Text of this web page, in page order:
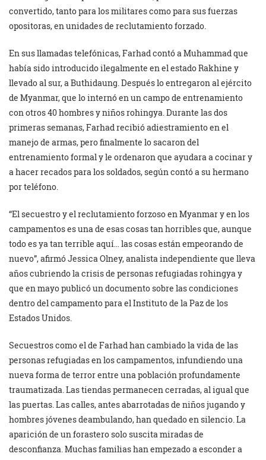
convertido, tanto para los militares como para sus fuerzas
opositoras, en unidades de reclutamiento forzado.
En sus llamadas telefónicas, Farhad contó a Muhammad que
había sido introducido ilegalmente en el estado Rakhine y
llevado al sur, a Buthidaung. Después lo entregaron al ejército
de Myanmar, que lo internó en un campo de entrenamiento
con otros 40 hombres y niños rohingya. Durante las dos
primeras semanas, Farhad recibió adiestramiento en el
manejo de armas, pero finalmente lo sacaron del
entrenamiento formal y le ordenaron que ayudara a cocinar y
a hacer recados para los soldados, según contó a su hermano
por teléfono.
“El secuestro y el reclutamiento forzoso en Myanmar y en los
campamentos es una de esas cosas tan horribles que, aunque
todo es ya tan terrible aquí… las cosas están empeorando de
nuevo”, afirmó Jessica Olney, analista independiente que lleva
años cubriendo la crisis de personas refugiadas rohingya y
que en mayo publicó un documento sobre las condiciones
dentro del campamento para el Instituto de la Paz de los
Estados Unidos.
Secuestros como el de Farhad han cambiado la vida de las
personas refugiadas en los campamentos, infundiendo una
nueva forma de terror entre una población profundamente
traumatizada. Las tiendas permanecen cerradas, al igual que
las puertas. Las calles, antes abarrotadas de niños jugando y
hombres jóvenes deambulando, han quedado en silencio. La
aparición de un forastero solo suscita miradas de
desconfianza. Muchas familias han empezado a esconder a